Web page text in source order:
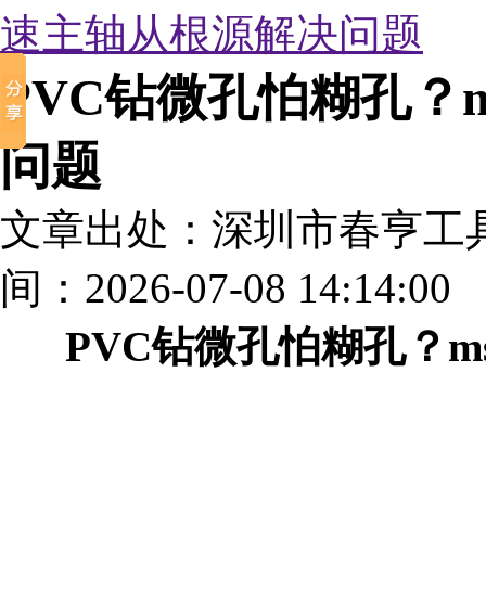
速主轴从根源解决问题
PVC钻微孔怕糊孔？
问题
文章出处：深圳市春亨工
间：2026-07-08 14:14:00
PVC钻微孔怕糊孔？